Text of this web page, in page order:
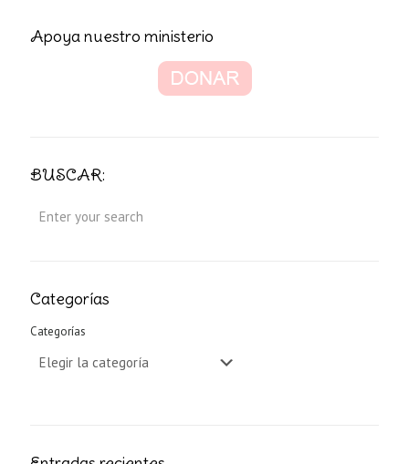
Apoya nuestro ministerio
BUSCAR:
Categorías
Categorías